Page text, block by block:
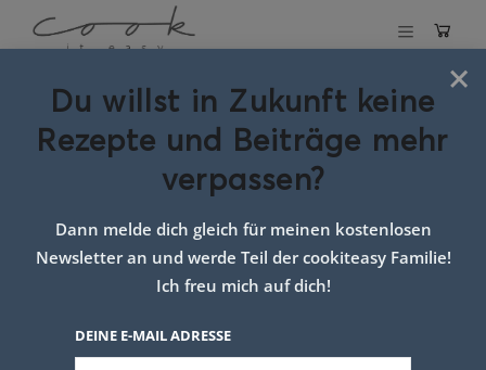
Schlagwort:
leichtes
abendessen
sommer
×
Du willst in Zukunft keine
Rezepte und Beiträge mehr
verpassen?
Dann melde dich gleich für meinen kostenlosen
Newsletter an und werde Teil der cookiteasy Familie!
Ich freu mich auf dich!
DEINE E-MAIL ADRESSE